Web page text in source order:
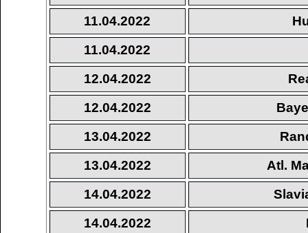
11.04.2022
11.04.2022
12.04.2022
12.04.2022
13.04.2022
13.04.2022
Atl.
14.04.2022
14.04.2022